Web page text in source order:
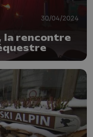
30/04/2024
la rencontre